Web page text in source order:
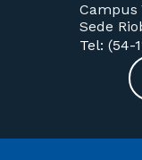
Campus
Sede
Tel: (54-